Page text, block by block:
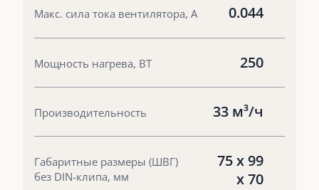
Макс. сила тока вентилятора, А 0.044
Мощность нагрева, ВТ 250
Производительность 33 м³/ч
Габаритные размеры (ШВГ)
без DIN-клипа, мм
75 х 99
х 70